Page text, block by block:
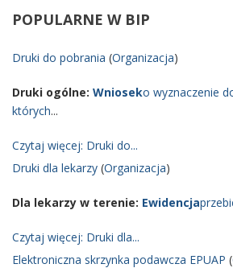
POPULARNE W BIP
Druki do pobrania (Organizacja)
Druki ogólne: Wnioseko wyznaczenie
których...
Czytaj więcej: Druki do...
Druki dla lekarzy (Organizacja)
Dla lekarzy w terenie: Ewidencja
Czytaj więcej: Druki dla...
Elektroniczna skrzynka podawcza EPUAP (